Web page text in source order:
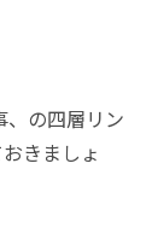
の四層リン
きましょ